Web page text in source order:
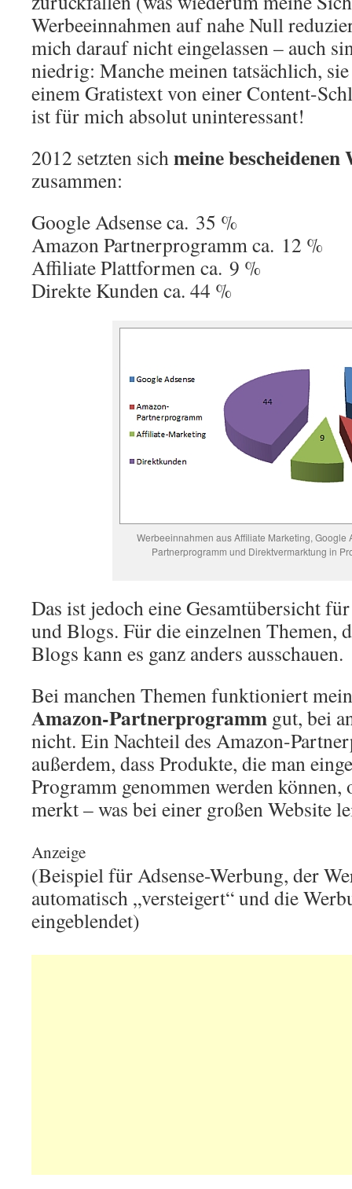
Werbeeinnahmen auf nahe Null
mich darauf nicht eingelassen – auch
niedrig: Manche meinen tatsächlich,
einem Gratistext von einer Content-
ist für mich absolut uninteressant!
2012 setzten sichmeine
zusammen:
Google Adsense ca. 35 %
Amazon Partnerprogramm ca. 12 %
Affiliate Plattformen ca. 9 %
Direkte Kunden ca. 44 %
Werbeeinnahmen aus Affiliate Marketing, Google
Partnerprogramm und Direktvermarktung in
Das ist jedoch eine Gesamtübersicht
und Blogs. Für die einzelnen Themen,
Blogs kann es ganz anders ausschauen.
Bei manchen Themen funktioniert
Amazon-Partnerprogramm gut, bei
nicht. Ein Nachteil des Amazon-
außerdem, dass Produkte, die man
Programm genommen werden können,
merkt – was bei einer großen Website
Anzeige
(Beispiel für Adsense-Werbung, der
automatisch „versteigert“ und die
eingeblendet)